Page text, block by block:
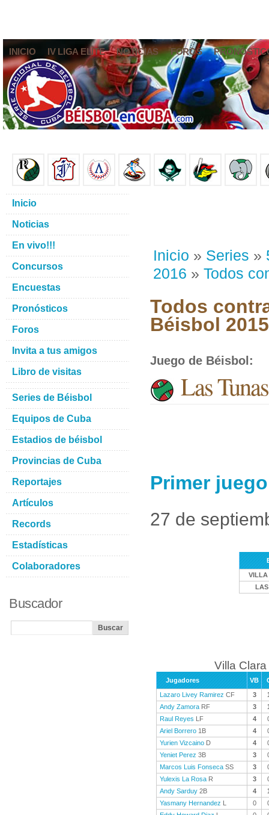
INICIO IV LIGA ELITE NOTICIAS FOROS
Inicio » Series »
2016 » Todos
Todos
Béisbol
Juego de Béisbol :
Las
Primer
27 de
Villa
Jugadores VB
Lazaro Livey Ramirez CF 3
Andy Zamora RF 3
Raul Reyes LF 4
Ariel Borrero 1B 4
Yurien Vizcaino D 4
Yeniet Perez 3B 3
Marcos Luis Fonseca SS 3
Yulexis La Rosa R 3
Andy Sarduy 2B 4
Yasmany Hernandez L 0
Inicio
Noticias
En vivo!!!
Concursos
Encuestas
Pronósticos
Foros
Invita a tus amigos
Libro de visitas
Series de Béisbol
Equipos de Cuba
Estadios de béisbol
Provincias de Cuba
Reportajes
Artículos
Records
Estadísticas
Colaboradores
Buscador